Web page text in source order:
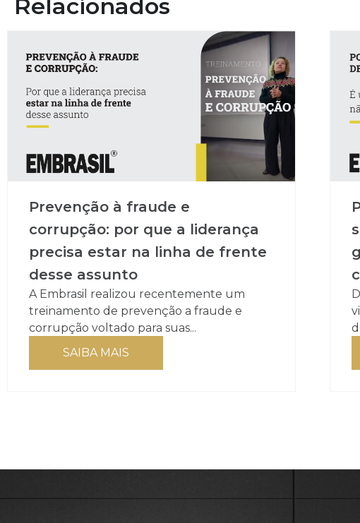
Relacionados
Prevenção à fraude e
corrupção: por que a liderança
precisa estar na linha de frente
desse assunto
A Embrasil realizou recentemente um
treinamento de prevenção a fraude e
corrupção voltado para suas...
SAIBA MAIS